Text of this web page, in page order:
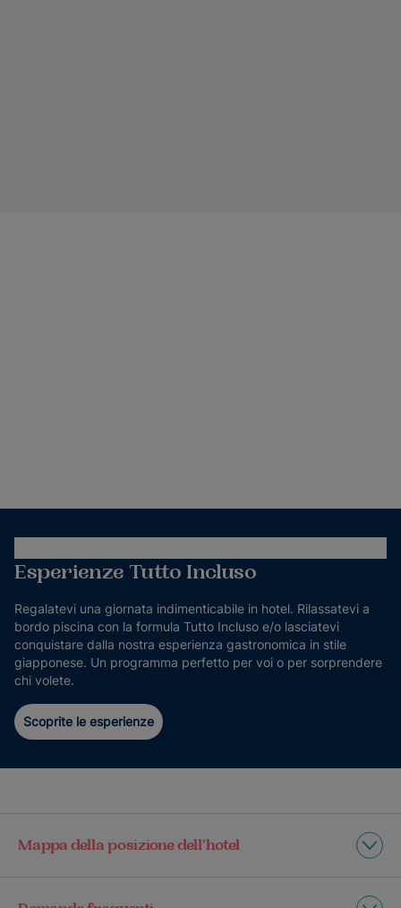
Esperienze Tutto Incluso
Regalatevi una giornata indimenticabile in hotel. Rilassatevi a
bordo piscina con la formula Tutto Incluso e/o lasciatevi
conquistare dalla nostra esperienza gastronomica in stile
giapponese. Un programma perfetto per voi o per sorprendere
chi volete.
Scoprite le esperienze
Mappa della posizione dell’hotel